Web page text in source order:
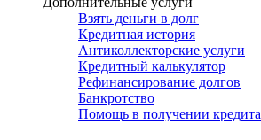
Взять деньги в долг
Кредитная история
Антиколлекторские услуги
Кредитный калькулятор
Рефинансирование долгов
Банкротство
Помощь в получении кредита